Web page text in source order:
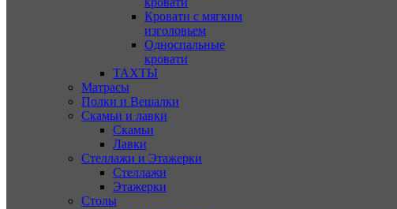
Кровати с мягким
изголовьем
Односпальные
кровати
ТАХТЫ
Матрасы
Полки и Вешалки
Скамьи и лавки
Скамьи
Лавки
Стеллажи и Этажерки
Стеллажи
Этажерки
Столы